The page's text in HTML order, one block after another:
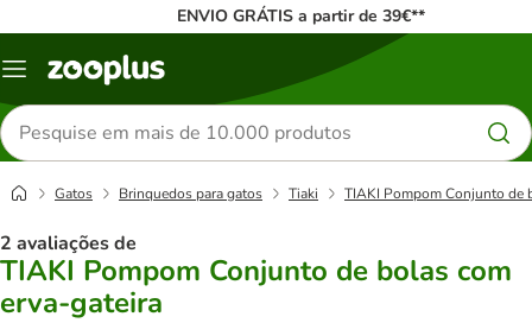
ENVIO GRÁTIS a partir de 39€**
Menu
Pesquisar
produtos
Gatos Brinquedos para gatos Tiaki TIAKI Pompom Conjunto de
2 avaliações de
TIAKI Pompom Conjunto de bolas com
erva-gateira